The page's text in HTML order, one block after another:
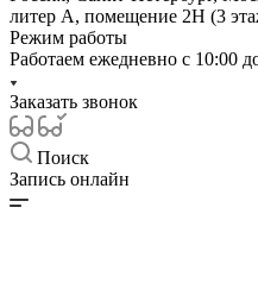
литер А, помещение 2Н (3
Режим работы
Работаем ежедневно с 10:00
Заказать звонок
Поиск
Запись онлайн